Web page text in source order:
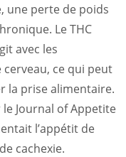
une perte de poids
Le THC
avec les
cerveau, ce qui peut
la prise alimentaire.
Journal of Appetite
l’appétit de
cachexie.